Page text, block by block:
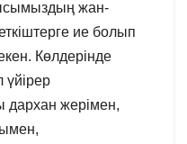
жан-
ие болып
Көлдерінде
үйірер
дархан жерімен,